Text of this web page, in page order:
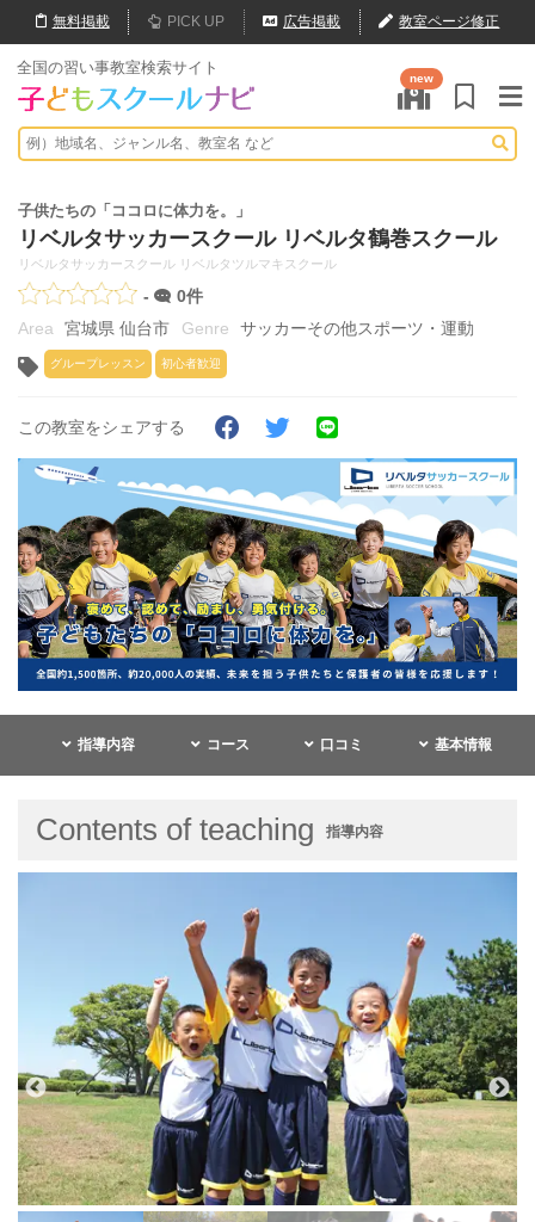
無料掲載 PICK UP 広告掲載 教室ページ修正
全国の習い事教室検索サイト
new
子供たちの「ココロに体力を。」
リベルタサッカースクール リベルタ鶴巻スクール
リベルタサッカースクール リベルタツルマキスクール
-
0件
宮城県 仙台市
サッカーその他スポーツ・運動
グループレッスン 初心者歓迎
この教室をシェアする
指導内容 コース 口コミ 基本情報
Contents of teaching 指導内容